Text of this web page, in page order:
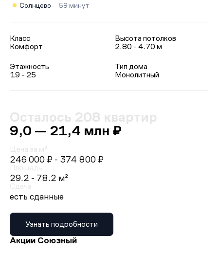
Солнцево
59 минут
Класс
Комфорт
Высота потолков
2.80 - 4.70 м
Этажность
19 - 25
Тип дома
Монолитный
Осталось 208 квартир
9,0 — 21,4 млн ₽
Цена за м²
246 000 ₽ - 374 800 ₽
Площадь
29.2 - 78.2 м²
Сдача
есть сданные
Узнать подробности
Акции Союзный